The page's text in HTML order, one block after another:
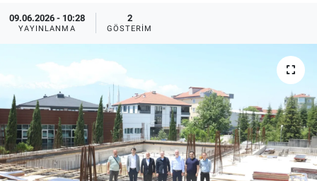
09.06.2026 - 10:28
YAYINLANMA
2
GÖSTERIM
Künye
Son Dakika Haberleri
Haber Arşivi